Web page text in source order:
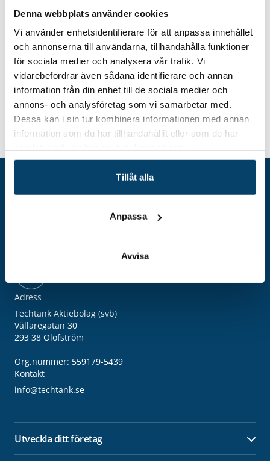
Denna webbplats använder cookies
Vi använder enhetsidentifierare för att anpassa innehållet
och annonserna till användarna, tillhandahålla funktioner
för sociala medier och analysera vår trafik. Vi
vidarebefordrar även sådana identifierare och annan
information från din enhet till de sociala medier och
annons- och analysföretag som vi samarbetar med.
Dessa kan i sin tur kombinera informationen med annan
information som du har tillhandahållit eller som de har
Tillåt alla
Anpassa
Avvisa
Plats
Hem Event
Nätverksträff: Chefer och ledare inom
Adress
Techtank Aktiebolag (svb)
Vällaregatan 30
293 38 Olofström
Org.nummer: 559179-5439
Kontakt
info@techtank.se
Utveckla ditt företag